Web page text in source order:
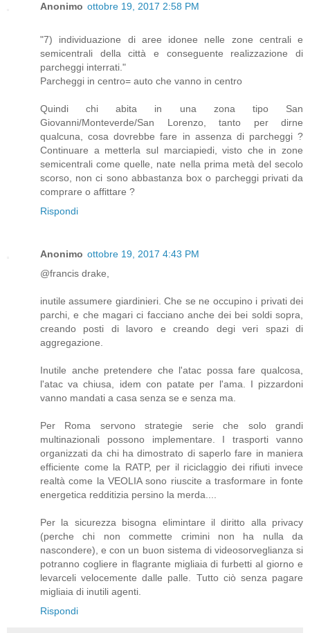
Anonimo ottobre 19, 2017 2:58 PM
"7) individuazione di aree idonee nelle zone centrali e
semicentrali della città e conseguente realizzazione di
parcheggi interrati."
Parcheggi in centro= auto che vanno in centro
Quindi chi abita in una zona tipo San
Giovanni/Monteverde/San Lorenzo, tanto per dirne
qualcuna, cosa dovrebbe fare in assenza di parcheggi ?
Continuare a metterla sul marciapiedi, visto che in zone
semicentrali come quelle, nate nella prima metà del secolo
scorso, non ci sono abbastanza box o parcheggi privati da
comprare o affittare ?
Rispondi
Anonimo ottobre 19, 2017 4:43 PM
@francis drake,
inutile assumere giardinieri. Che se ne occupino i privati dei
parchi, e che magari ci facciano anche dei bei soldi sopra,
creando posti di lavoro e creando degi veri spazi di
aggregazione.
Inutile anche pretendere che l'atac possa fare qualcosa,
l'atac va chiusa, idem con patate per l'ama. I pizzardoni
vanno mandati a casa senza se e senza ma.
Per Roma servono strategie serie che solo grandi
multinazionali possono implementare. I trasporti vanno
organizzati da chi ha dimostrato di saperlo fare in maniera
efficiente come la RATP, per il riciclaggio dei rifiuti invece
realtà come la VEOLIA sono riuscite a trasformare in fonte
energetica redditizia persino la merda....
Per la sicurezza bisogna elimintare il diritto alla privacy
(perche chi non commette crimini non ha nulla da
nascondere), e con un buon sistema di videosorveglianza si
potranno cogliere in flagrante migliaia di furbetti al giorno e
levarceli velocemente dalle palle. Tutto ciò senza pagare
migliaia di inutili agenti.
Rispondi